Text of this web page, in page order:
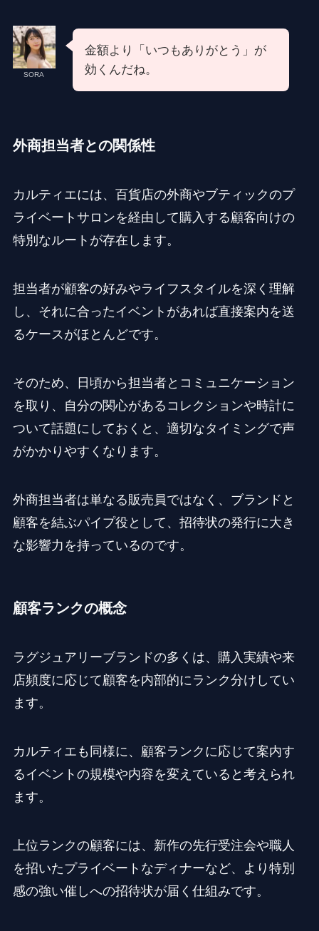
SORA
金額より「いつもありがとう」が
効くんだね。
外商担当者との関係性
カルティエには、百貨店の外商やブティックのプ
ライベートサロンを経由して購入する顧客向けの
特別なルートが存在します。
担当者が顧客の好みやライフスタイルを深く理解
し、それに合ったイベントがあれば直接案内を送
るケースがほとんどです。
そのため、日頃から担当者とコミュニケーション
を取り、自分の関心があるコレクションや時計に
ついて話題にしておくと、適切なタイミングで声
がかかりやすくなります。
外商担当者は単なる販売員ではなく、ブランドと
顧客を結ぶパイプ役として、招待状の発行に大き
な影響力を持っているのです。
顧客ランクの概念
ラグジュアリーブランドの多くは、購入実績や来
店頻度に応じて顧客を内部的にランク分けしてい
ます。
カルティエも同様に、顧客ランクに応じて案内す
るイベントの規模や内容を変えていると考えられ
ます。
上位ランクの顧客には、新作の先行受注会や職人
を招いたプライベートなディナーなど、より特別
感の強い催しへの招待状が届く仕組みです。